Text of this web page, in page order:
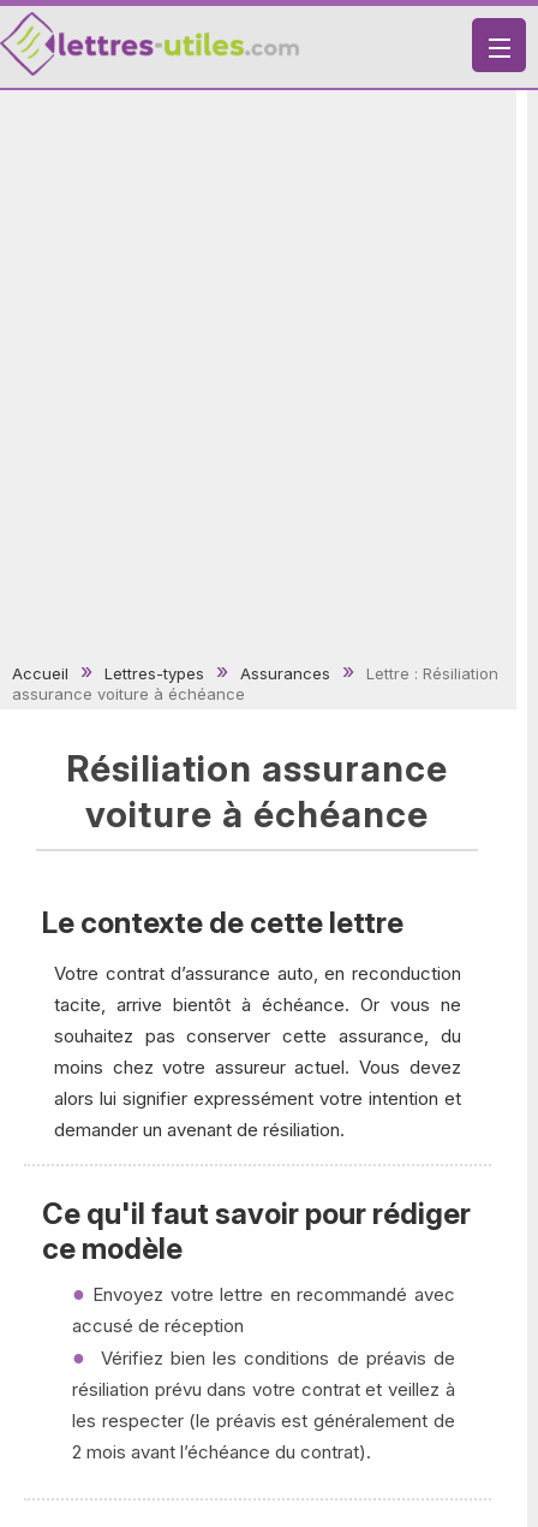
X
Accueil Lettres-types Assurances
Lettre : Résiliation
assurance voiture à échéance
Résiliation assurance
voiture à échéance
Le contexte de cette lettre
Votre contrat d’assurance auto, en reconduction
tacite, arrive bientôt à échéance. Or vous ne
souhaitez pas conserver cette assurance, du
moins chez votre assureur actuel. Vous devez
alors lui signifier expressément votre intention et
demander un avenant de résiliation.
Ce qu'il faut savoir pour rédiger
ce modèle
Envoyez votre lettre en recommandé avec
accusé de réception
Vérifiez bien les conditions de préavis de
résiliation prévu dans votre contrat et veillez à
les respecter (le préavis est généralement de
2 mois avant l’échéance du contrat).